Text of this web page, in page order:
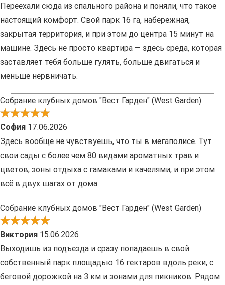
Переехали сюда из спального района и поняли, что такое
настоящий комфорт. Свой парк 16 га, набережная,
закрытая территория, и при этом до центра 15 минут на
машине. Здесь не просто квартира — здесь среда, которая
заставляет тебя больше гулять, больше двигаться и
меньше нервничать.
Собрание клубных домов "Вест Гарден" (West Garden)
София 17.06.2026
Здесь вообще не чувствуешь, что ты в мегаполисе. Тут
свои сады с более чем 80 видами ароматных трав и
цветов, зоны отдыха с гамаками и качелями, и при этом
всё в двух шагах от дома
Собрание клубных домов "Вест Гарден" (West Garden)
Виктория 15.06.2026
Выходишь из подъезда и сразу попадаешь в свой
собственный парк площадью 16 гектаров вдоль реки, с
беговой дорожкой на 3 км и зонами для пикников. Рядом